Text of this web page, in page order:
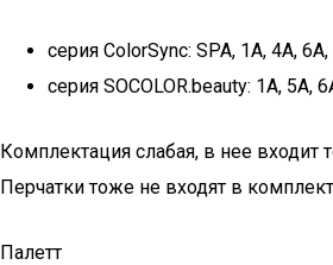
серия ColorSync: SPA, 1А, 4А,
серия SOCOLOR.beauty: 1А, 5А,
Комплектация слабая, в нее входит
Перчатки тоже не входят в
Палетт